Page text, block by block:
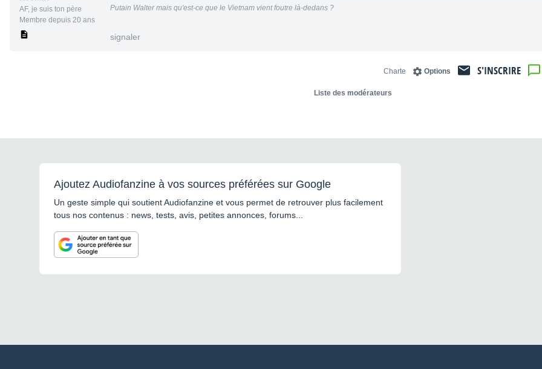
AF, je suis ton père
Membre depuis 20 ans
Putain Walter mais qu'est-ce que le Vietnam vient foutre là-dedans ?
signaler
S'INSCRIRE
Options
Charte
Liste des modérateurs
Ajoutez Audiofanzine à vos sources préférées sur Google
Un geste simple qui soutient Audiofanzine et vous permet de retrouver plus facilement
tous nos contenus : news, tests, avis, petites annonces, forums...